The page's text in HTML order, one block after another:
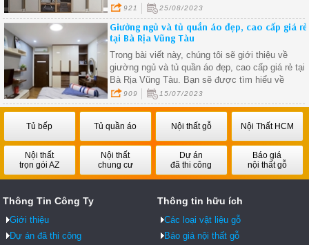
còn vào sự tiện ích và giá trị lâu dài cho ngôi nhà
của mình
921 25/08/2023
Giường ngủ và tủ quần áo đẹp, cao cấp giá rẻ
tại Bà Rịa Vũng Tàu
Trong bài viết này, chúng tôi sẽ giới thiệu về
giường ngủ và tủ quần áo đẹp, cao cấp giá rẻ tại
Bà Rịa Vũng Tàu. Bạn sẽ được tìm hiểu về
những lợi ích của việc chọn lựa những sản phẩm
chất lượng, thiết kế đẹp và đáng giá về giá cả
909 15/07/2023
Tủ bếp Tủ quần áo Nội thất gỗ Nội Thất HCM
Nội thất
trọn gói AZ
Nội thất
chung cư
Dự án
đã thi công
Báo giá
nội thất gỗ
Thông Tin Công Ty
Giới thiệu
Dự án đã thi công
Thông tin hữu ích
Các loại vật liệu gỗ
Báo giá nội thất gỗ